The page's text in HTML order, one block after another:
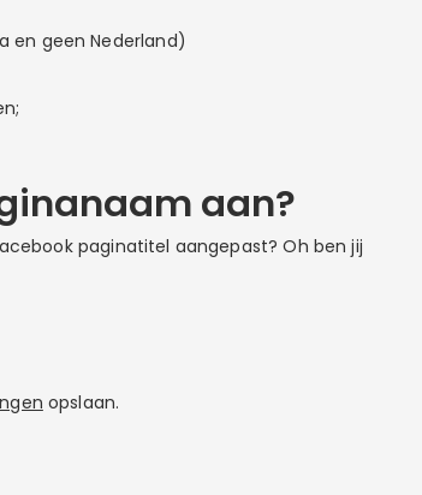
en geen Nederland)
aan?
paginatitel aangepast? Oh ben jij
opslaan.